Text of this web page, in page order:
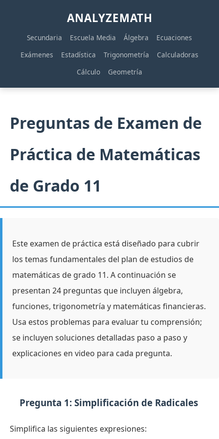
ANALYZEMATH
Secundaria Escuela Media Álgebra
Ecuaciones
Exámenes
Estadística Trigonometría
Calculadoras
Cálculo
Geometría
Preguntas de Examen de
Práctica de Matemáticas
de Grado 11
Este examen de práctica está diseñado para cubrir
los temas fundamentales del plan de estudios de
matemáticas de grado 11. A continuación se
presentan 24 preguntas que incluyen álgebra,
funciones, trigonometría y matemáticas financieras.
Usa estos problemas para evaluar tu comprensión;
se incluyen soluciones detalladas paso a paso y
explicaciones en video para cada pregunta.
Pregunta 1: Simplificación de Radicales
Simplifica las siguientes expresiones: